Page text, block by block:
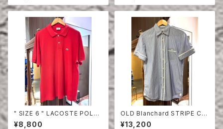
" SIZE 6 " LACOSTE POLO
SHIRT RED
¥8,800
OLD Blanchard STRIPE CO
TTON HALF SLEEVE SHIRT
¥13,200